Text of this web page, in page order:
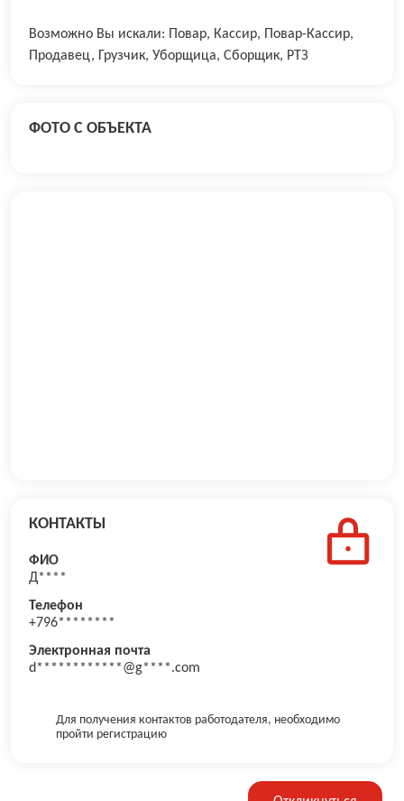
Возможно Вы искали: Повар, Кассир, Повар-Кассир,
Продавец, Грузчик, Уборщица, Сборщик, РТЗ
ФОТО С ОБЪЕКТА
КОНТАКТЫ
ФИО
Д****
Телефон
+796********
Электронная почта
d************@g****.com
Для получения контактов работодателя, необходимо
пройти регистрацию